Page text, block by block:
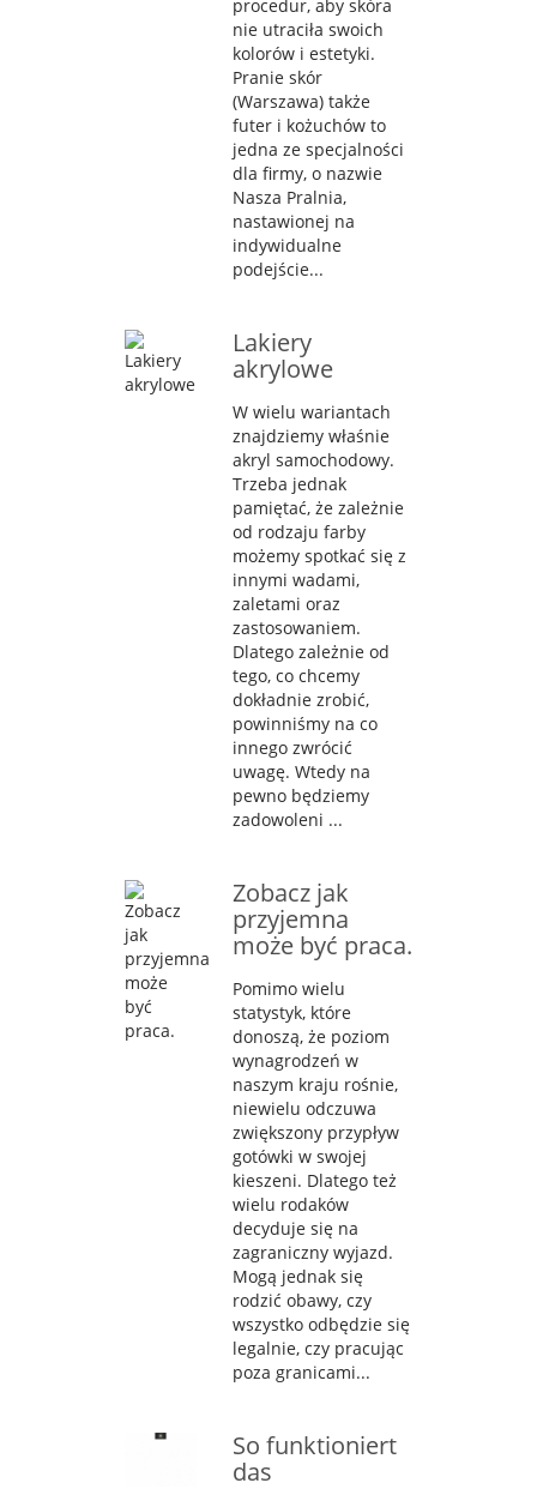
procedur, aby skóra
nie utraciła swoich
kolorów i estetyki.
Pranie skór
(Warszawa) także
futer i kożuchów to
jedna ze specjalności
dla firmy, o nazwie
Nasza Pralnia,
nastawionej na
indywidualne
podejście...
Lakiery
akrylowe
W wielu wariantach
znajdziemy właśnie
akryl samochodowy.
Trzeba jednak
pamiętać, że zależnie
od rodzaju farby
możemy spotkać się z
innymi wadami,
zaletami oraz
zastosowaniem.
Dlatego zależnie od
tego, co chcemy
dokładnie zrobić,
powinniśmy na co
innego zwrócić
uwagę. Wtedy na
pewno będziemy
zadowoleni ...
Zobacz jak
przyjemna
może być praca.
Pomimo wielu
statystyk, które
donoszą, że poziom
wynagrodzeń w
naszym kraju rośnie,
niewielu odczuwa
zwiększony przypływ
gotówki w swojej
kieszeni. Dlatego też
wielu rodaków
decyduje się na
zagraniczny wyjazd.
Mogą jednak się
rodzić obawy, czy
wszystko odbędzie się
legalnie, czy pracując
poza granicami...
So funktioniert
das